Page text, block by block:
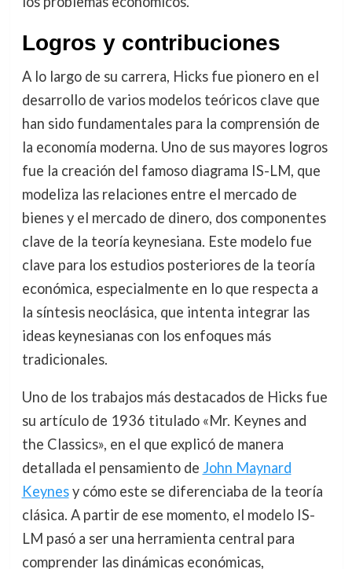
Logros y contribuciones
A lo largo de su carrera, Hicks fue pionero en el
desarrollo de varios modelos teóricos clave que
han sido fundamentales para la comprensión de
la economía moderna. Uno de sus mayores logros
fue la creación del famoso diagrama IS-LM, que
modeliza las relaciones entre el mercado de
bienes y el mercado de dinero, dos componentes
clave de la teoría keynesiana. Este modelo fue
clave para los estudios posteriores de la teoría
económica, especialmente en lo que respecta a
la síntesis neoclásica, que intenta integrar las
ideas keynesianas con los enfoques más
tradicionales.
Uno de los trabajos más destacados de Hicks fue
su artículo de 1936 titulado «Mr. Keynes and
the Classics», en el que explicó de manera
detallada el pensamiento de John Maynard
Keynesy cómo este se diferenciaba de la teoría
clásica. A partir de ese momento, el modelo IS-
LM pasó a ser una herramienta central para
comprender las dinámicas económicas,